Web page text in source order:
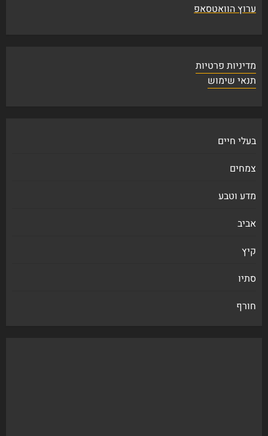
ערוץ הוואטסאפ
מדיניות פרטיות
תנאי שימוש
בעלי חיים
צמחים
מדע וטבע
אביב
קיץ
סתיו
חורף